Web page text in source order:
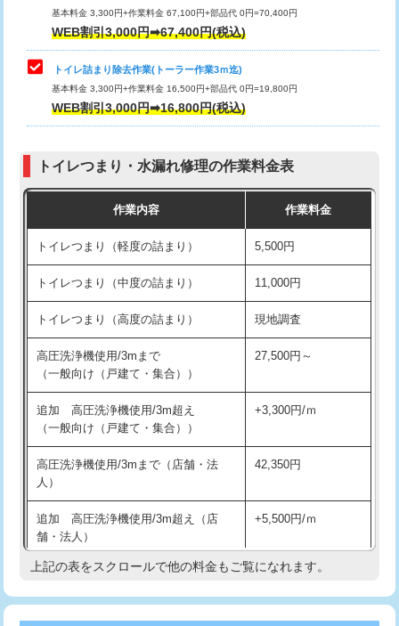
基本料金 3,300円+作業料金 67,100円+部品代 0円=70,400円
WEB割引3,000円➡67,400円(税込)
トイレ詰まり除去作業(トーラー作業3ｍ迄)
基本料金 3,300円+作業料金 16,500円+部品代 0円=19,800円
WEB割引3,000円➡16,800円(税込)
トイレつまり・水漏れ修理の作業料金表
作業内容 作業料金
トイレつまり（軽度の詰まり） 5,500円
トイレつまり（中度の詰まり） 11,000円
トイレつまり（高度の詰まり） 現地調査
高圧洗浄機使用/3mまで
（一般向け（戸建て・集合））
27,500円～
追加 高圧洗浄機使用/3m超え
（一般向け（戸建て・集合））
+3,300円/ｍ
高圧洗浄機使用/3mまで（店舗・法
人）
42,350円
追加 高圧洗浄機使用/3m超え（店
舗・法人）
+5,500円/ｍ
高度高圧洗浄換 現地調査
上記の表をスクロールで他の料金もご覧になれます。